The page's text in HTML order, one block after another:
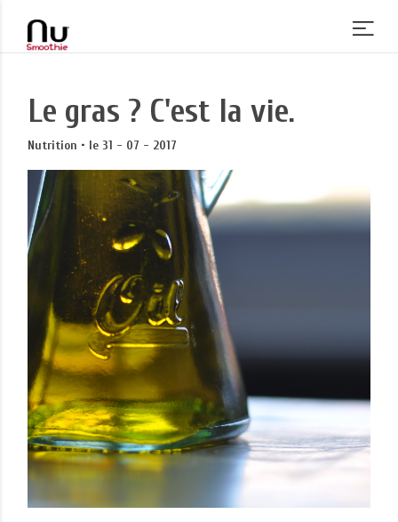
Le gras ? C'est la vie.
Nutrition • le 31 - 07 - 2017